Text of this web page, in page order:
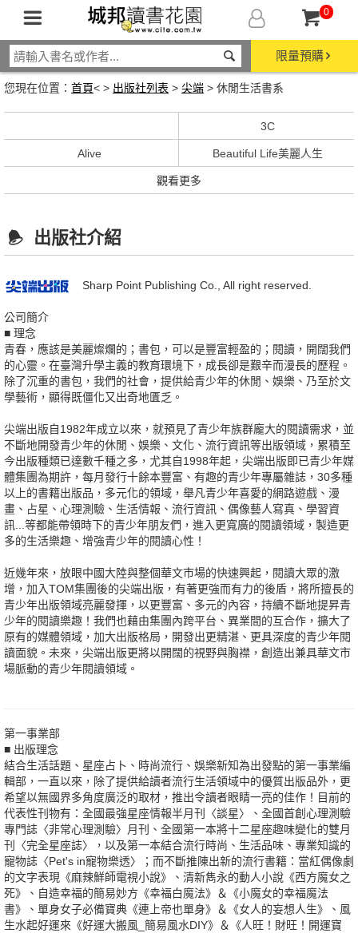
0
限量預購
您現在位置： 首頁< > 出版社列表 > 尖端 > 休閒生活書系
3C
Alive Beautiful Life美麗人生
觀看更多
出版社介紹
Sharp Point Publishing Co., All right reserved.
公司簡介
■ 理念
青春，應該是美麗燦爛的；書包，可以是豐富輕盈的；閱讀，開闊我們
的心靈。在臺灣升學主義的教育環境下，成長卻是艱辛而漫長的歷程。
除了沉重的書包，我們的社會，提供給青少年的休閒、娛樂、乃至於文
學藝術，顯得既僵化又出奇地匱乏。
尖端出版自1982年成立以來，就預見了青少年族群龐大的閱讀需求，並
不斷地開發青少年的休閒、娛樂、文化、流行資訊等出版領域，累積至
今出版種類已達數千種之多，尤其自1998年起，尖端出版即已青少年媒
體集團為期許，每月發行十餘本豐富、有趣的青少年專屬雜誌，30多種
以上的書籍出版品，多元化的領域，舉凡青少年喜愛的網路遊戲、漫
畫、占星、心理測驗、生活情報、流行資訊、偶像藝人寫真、學習資
訊...等都能帶領時下的青少年朋友們，進入更寬廣的閱讀領域，製造更
多的生活樂趣、增強青少年的閱讀心性！
近幾年來，放眼中國大陸與整個華文市場的快速興起，閱讀大眾的激
增，加入TOM集團後的尖端出版，有著更強而有力的後盾，將所擅長的
青少年出版領域亮麗發揮，以更豐富、多元的內容，持續不斷地提昇青
少年的閱讀樂趣！我們也藉由集團內跨平台、異業間的互合作，擴大了
原有的媒體領域，加大出版格局，開發出更精湛、更具深度的青少年閱
讀面貌。未來，尖端出版更將以開闊的視野與胸襟，創造出兼具華文市
場脈動的青少年閱讀領域。
第一事業部
■ 出版理念
結合生活話題、星座占卜、時尚流行、娛樂新知為出發點的第一事業編
輯部，一直以來，除了提供給讀者流行生活領域中的優質出版品外，更
希望以無國界多角度廣泛的取材，推出令讀者眼睛一亮的佳作！目前的
代表性刊物有：全國最強星座情報半月刊〈談星〉、全國首創心理測驗
專門誌〈非常心理測驗〉月刊、全國第一本將十二星座趣味變化的雙月
刊〈完全星座誌〉，以及第一本結合流行時尚、生活品味、專業知識的
寵物誌〈Pet's in寵物樂透〉；而不斷推陳出新的流行書籍：當紅偶像劇
的文字表現《麻辣鮮師電視小說》、清新雋永的動人小說《西方魔女之
死》、自造幸福的簡易妙方《幸福白魔法》＆《小魔女的幸福魔法
書》、單身女子必備寶典《連上帝也單身》＆《女人的妄想人生》、風
生水起好運來《好運大搬風_簡易風水DIY》＆《人旺！財旺！開運寶